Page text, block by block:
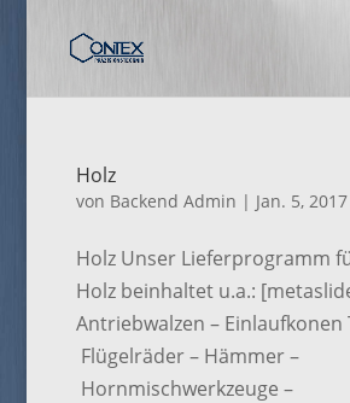
Holz
von Backend Admin | Jan. 5, 2017
Holz Unser Lieferprogramm
Holz beinhaltet u.a.:
Antriebwalzen – Einlaufkonen
Flügelräder – Hämmer –
Hornmischwerkzeuge –